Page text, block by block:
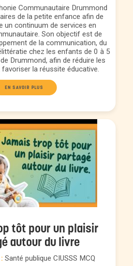
Communautaire Drummond
de la petite enfance afin de
un continuum de services en
Son objectif est de
de la communication, du
chez les enfants de 0 à 5
Drummond, afin de réduire les
la réussite éducative.
EN SAVOIR PLUS
tôt pour un plaisir
autour du livre
Santé publique CIUSSS MCQ